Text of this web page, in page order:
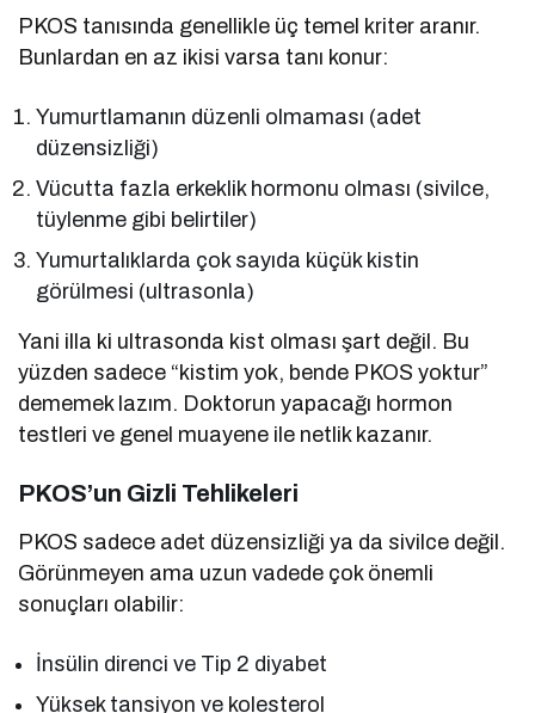
PKOS tanısında genellikle üç temel kriter aranır.
Bunlardan en az ikisi varsa tanı konur:
Yumurtlamanın düzenli olmaması (adet
düzensizliği)
Vücutta fazla erkeklik hormonu olması (sivilce,
tüylenme gibi belirtiler)
Yumurtalıklarda çok sayıda küçük kistin
görülmesi (ultrasonla)
Yani illa ki ultrasonda kist olması şart değil. Bu
yüzden sadece “kistim yok, bende PKOS yoktur”
dememek lazım. Doktorun yapacağı hormon
testleri ve genel muayene ile netlik kazanır.
PKOS’un Gizli Tehlikeleri
PKOS sadece adet düzensizliği ya da sivilce değil.
Görünmeyen ama uzun vadede çok önemli
sonuçları olabilir:
İnsülin direnci ve Tip 2 diyabet
Yüksek tansiyon ve kolesterol